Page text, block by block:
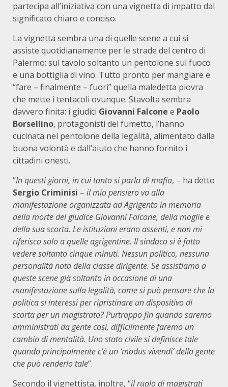
partecipa all’iniziativa con una vignetta di impatto dal
significato chiaro e conciso.
La vignetta sembra una di quelle scene a cui si
assiste quotidianamente per le strade del centro di
Palermo: sul tavolo soltanto un pentolone sul fuoco
e una bottiglia di vino. Tutto pronto per mangiare e
“fare – finalmente – fuori” quella maledetta piovra
che mette i tentacoli ovunque. Stavolta sembra
davvero finita: i giudici Giovanni Falcone e Paolo
Borsellino, protagonisti del fumetto, l’hanno
cucinata nel pentolone della legalità, alimentato dalla
buona volontà e dall’aiuto che hanno fornito i
cittadini onesti.
“In questi giorni, in cui tanto si parla di mafia, – ha detto
Sergio Criminisi – il mio pensiero va alla
manifestazione organizzata ad Agrigento in memoria
della morte del giudice Giovanni Falcone, della moglie e
della sua scorta. Le istituzioni erano assenti, e non mi
riferisco solo a quelle agrigentine. Il sindaco si è fatto
vedere soltanto cinque minuti. Nessun politico, nessuna
personalità nota della classe dirigente. Se assistiamo a
queste scene già soltanto in occasione di una
manifestazione sulla legalità, come si può pensare che la
politica si interessi per ripristinare un dispositivo di
scorta per un magistrato? Purtroppo fin quando saremo
amministrati da gente così, difficilmente faremo un
cambio di mentalità. Uno stato civile si definisce tale
quando principalmente c’è un ‘modus vivendi’ della gente
che può renderlo tale”.
Secondo il vignettista, inoltre, “il ruolo di magistrati